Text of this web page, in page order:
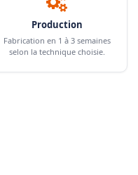
Production
Fabrication en 1 à 3 semaines
selon la technique choisie.